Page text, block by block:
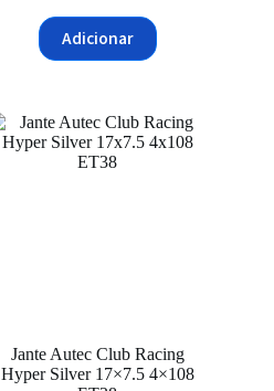
Adicionar
Jante Autec Club Racing
Hyper Silver 17×7.5 4×108